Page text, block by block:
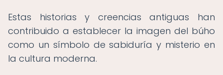
Estas historias y creencias antiguas han
contribuido a establecer la imagen del búho
como un símbolo de sabiduría y misterio en
la cultura moderna.